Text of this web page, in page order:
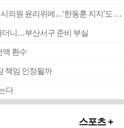
■ 국힘 부산시당, ‘정이한 조력’ 시의원 윤리위에…‘한동훈 지지’도 신고접수
더니…부산서구 준비 부실
액 환수
책임 인정될까
다
스포츠 +